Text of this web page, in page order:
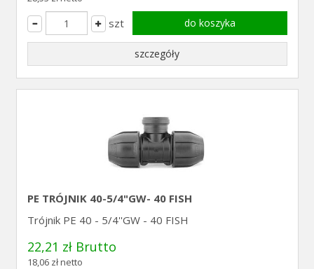
szt do koszyka
szczegóły
PE TRÓJNIK 40-5/4"GW- 40 FISH
Trójnik PE 40 - 5/4''GW - 40 FISH
22,21 zł Brutto
18,06 zł netto